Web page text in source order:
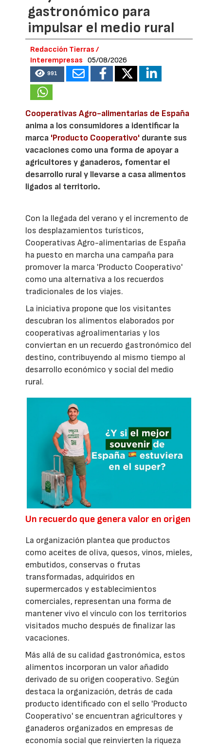
gastronómico para
impulsar el medio rural
Redacción Tierras /
Interempresas
05/08/2026
991
Cooperativas Agro-alimentarias de España
anima a los consumidores a identificar la
marca 'Producto Cooperativo' durante sus
vacaciones como una forma de apoyar a
agricultores y ganaderos, fomentar el
desarrollo rural y llevarse a casa alimentos
ligados al territorio.
Con la llegada del verano y el incremento de
los desplazamientos turísticos,
Cooperativas Agro-alimentarias de España
ha puesto en marcha una campaña para
promover la marca 'Producto Cooperativo'
como una alternativa a los recuerdos
tradicionales de los viajes.
La iniciativa propone que los visitantes
descubran los alimentos elaborados por
cooperativas agroalimentarias y los
conviertan en un recuerdo gastronómico del
destino, contribuyendo al mismo tiempo al
desarrollo económico y social del medio
rural.
Un recuerdo que genera valor en origen
La organización plantea que productos
como aceites de oliva, quesos, vinos, mieles,
embutidos, conservas o frutas
transformadas, adquiridos en
supermercados y establecimientos
comerciales, representan una forma de
mantener vivo el vínculo con los territorios
visitados mucho después de finalizar las
vacaciones.
Más allá de su calidad gastronómica, estos
alimentos incorporan un valor añadido
derivado de su origen cooperativo. Según
destaca la organización, detrás de cada
producto identificado con el sello 'Producto
Cooperativo' se encuentran agricultores y
ganaderos organizados en empresas de
economía social que reinvierten la riqueza